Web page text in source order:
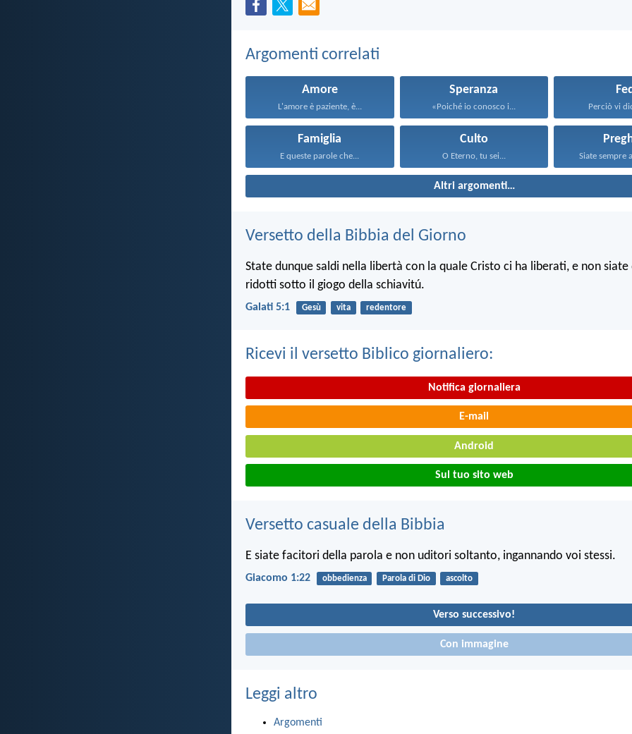
Argomenti correlati
Amore
L'amore è paziente, è...
Speranza
«Poiché io conosco i... Perciò vi
Famiglia
E queste parole che...
Culto
O Eterno, tu sei... Siate sempre
Altri argomenti…
Versetto della Bibbia del Giorno
State dunque saldi nella libertà con la quale Cristo ci ha liberati, e non
ridotti sotto il giogo della schiavitú.
Galati 5:1 Gesù vita redentore
Ricevi il versetto Biblico giornaliero:
Notifica giornaliera
E-mail
Android
Sul tuo sito web
Versetto casuale della Bibbia
E siate facitori della parola e non uditori soltanto, ingannando voi stessi.
Giacomo 1:22 obbedienza Parola di Dio ascolto
Verso successivo!
Con immagine
Leggi altro
Argomenti